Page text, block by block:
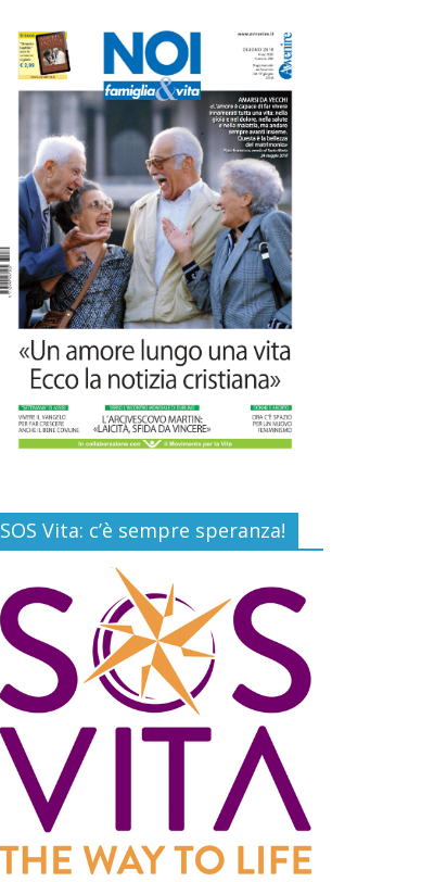
risposta di Federvita
Emilia Romagna al
suicidio assistito per
legge
25 Luglio 2026
Commenti disabilitati
Gino Soldera nominato
Membro della “Hall of
Honor Prenatal
Sciences 2026”
16 Luglio 2026
Commenti disabilitati
Carlo Casini, “giusto”
perché testimone della
carità sociale
7 Agosto 2026
Commenti disabilitati
SOS Vita: c’è sempre speranza!